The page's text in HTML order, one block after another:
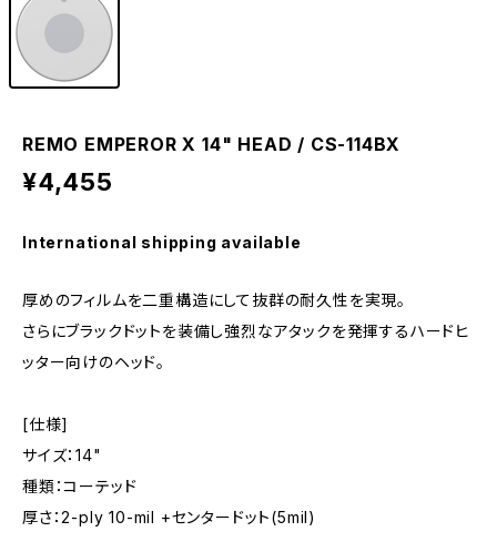
REMO EMPEROR X 14" HEAD / CS-114BX
¥4,455
International shipping available
厚めのフィルムを二重構造にして抜群の耐久性を実現。
さらにブラックドットを装備し強烈なアタックを発揮するハードヒ
ッター向けのヘッド。
[仕様]
サイズ：14"
種類：コーテッド
厚さ：2-ply 10-mil +センタードット(5mil)